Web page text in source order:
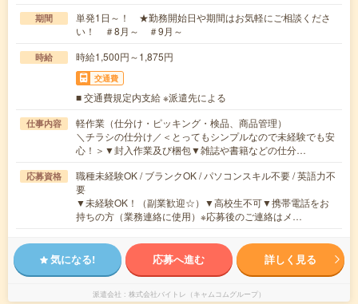
期間
単発1日～！ ★勤務開始日や期間はお気軽にご相談くださ
い！ ＃8月～ ＃9月～
時給 時給1,500円～1,875円
交通費
■ 交通費規定内支給 ※派遣先による
仕事内容
軽作業（仕分け・ピッキング・検品、商品管理）
＼チラシの仕分け／＜とってもシンプルなので未経験でも安
心！＞▼封入作業及び梱包▼雑誌や書籍などの仕分…
応募資格
職種未経験OK / ブランクOK / パソコンスキル不要 / 英語力不
要
▼未経験OK！（副業歓迎☆）▼高校生不可▼携帯電話をお
持ちの方（業務連絡に使用）※応募後のご連絡はメ…
気になる! 応募へ進む 詳しく見る
派遣会社 株式会社バイトレ（キャムコムグループ）